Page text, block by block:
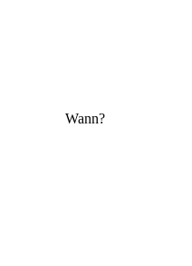
Wann?